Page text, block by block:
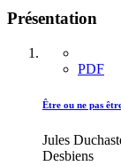
Présentation
PDF
Être ou ne pas
Jules
Desbiens